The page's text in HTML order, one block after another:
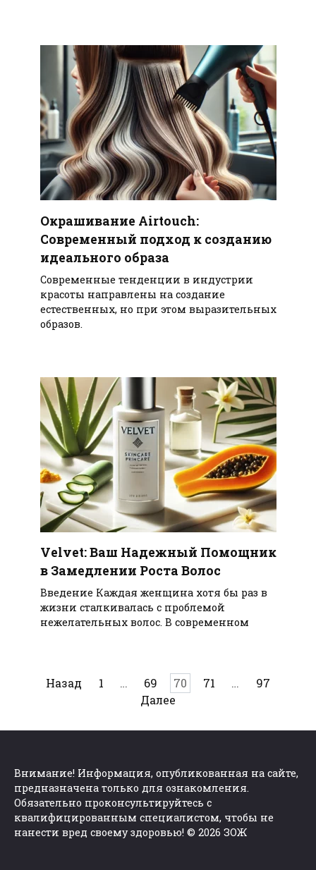
Окрашивание Airtouch:
Современный подход к созданию
идеального образа
Современные тенденции в индустрии
красоты направлены на создание
естественных, но при этом выразительных
образов.
Velvet: Ваш Надежный Помощник
в Замедлении Роста Волос
Введение Каждая женщина хотя бы раз в
жизни сталкивалась с проблемой
нежелательных волос. В современном
Пагинация
Назад 1 … 69 70 71 …
97
Далее
Внимание! Информация, опубликованная на сайте,
предназначена только для ознакомления.
Обязательно проконсультируйтесь с
квалифицированным специалистом, чтобы не
нанести вред своему здоровью! © 2026 ЗОЖ